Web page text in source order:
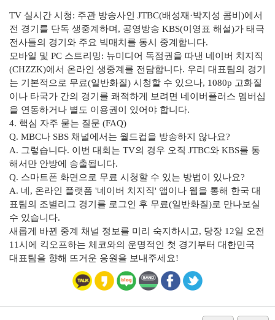
TV 실시간 시청: 주관 방송사인 JTBC(배성재·박지성 콤비)에서
전 경기를 단독 생중계하며, 공영방송 KBS(이영표 해설)가 태극
전사들의 경기와 주요 빅매치를 동시 중계합니다.
모바일 및 PC 스트리밍: 뉴미디어 독점권을 따낸 네이버 치지직
(CHZZK)에서 온라인 생중계를 전담합니다. 우리 대표팀의 경기
는 기본적으로 무료(일반화질) 시청할 수 있으나, 1080p 고화질
이나 타국가 간의 경기를 쾌적하게 보려면 네이버플러스 멤버십
을 연동하거나 별도 이용권이 있어야 합니다.
4. 핵심 자주 묻는 질문 (FAQ)
Q. MBC나 SBS 채널에서는 월드컵을 방송하지 않나요?
A. 그렇습니다. 이번 대회는 TV의 경우 오직 JTBC와 KBS를 통
해서만 안방에 송출됩니다.
Q. 스마트폰 화면으로 무료 시청할 수 있는 방법이 있나요?
A. 네, 온라인 플랫폼 '네이버 치지직' 앱이나 웹을 통해 한국 대
표팀의 조별리그 경기를 로그인 후 무료(일반화질)로 만나보실
수 있습니다.
새롭게 바뀐 중계 채널 정보를 미리 숙지하시고, 당장 12일 오전
11시에 킥오프하는 체코와의 운명적인 첫 경기부터 대한민국
대표팀을 향해 뜨거운 응원을 보내주세요!